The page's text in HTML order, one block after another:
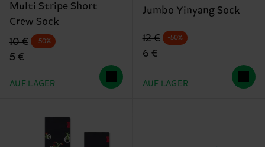
Multi Stripe Short
Crew Sock
Originalpreis
10 €
Reduzierter Preis
5 €
-50%
AUF LAGER
Jumbo Yinyang Sock
Originalpreis
12 €
Reduzierter Preis
6 €
-50%
AUF LAGER